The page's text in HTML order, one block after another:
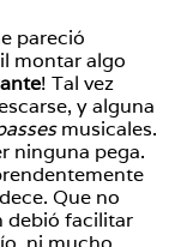
pareció
montar algo
! Tal vez
y alguna
musicales.
ninguna pega.
Que no
debió facilitar